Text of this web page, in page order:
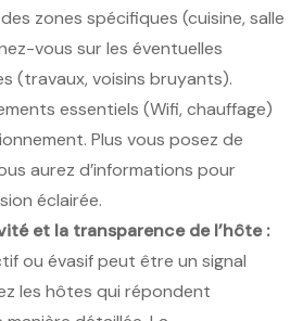
zones spécifiques (cuisine, salle
vous sur les éventuelles
(travaux, voisins bruyants).
essentiels (Wifi, chauffage)
Plus vous posez de
aurez d’informations pour
éclairée.
et la transparence de l’hôte :
ou évasif peut être un signal
les hôtes qui répondent